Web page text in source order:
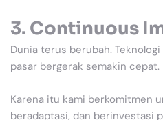
3. Continuous
Dunia terus berubah.
pasar bergerak semakin cepat.
Karena itu kami berkomitmen
beradaptasi, dan berinvestasi